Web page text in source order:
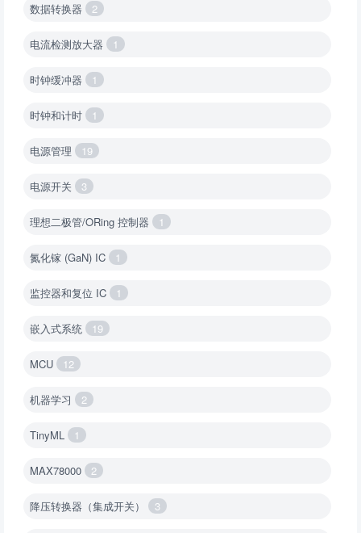
数据转换器 2
电流检测放大器 1
时钟缓冲器 1
时钟和计时 1
电源管理 19
电源开关 3
理想二极管/ORing 控制器 1
氮化镓 (GaN) IC 1
监控器和复位 IC 1
嵌入式系统 19
MCU 12
机器学习 2
TinyML 1
MAX78000 2
降压转换器（集成开关） 3